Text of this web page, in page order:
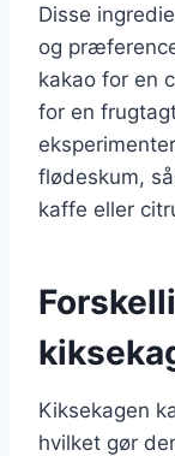
Disse
og
kakao for en
for en
flødeskum,
kaffe eller
Kiksekagen
hvilket gør